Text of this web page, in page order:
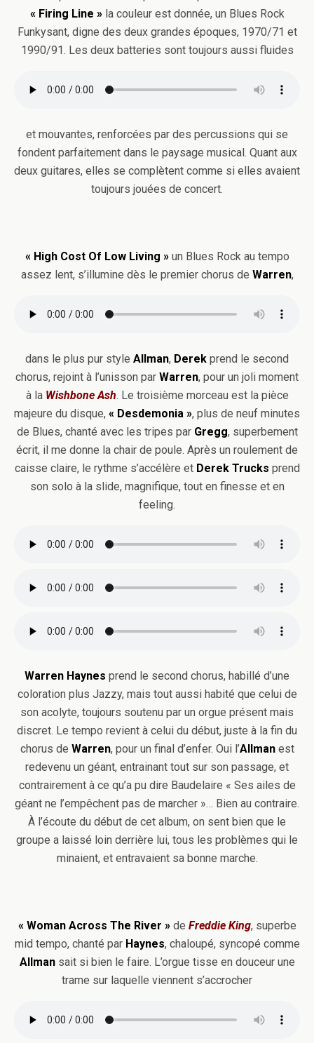
« Firing Line »la couleur est donnée, un Blues Rock
Funkysant, digne des deux grandes époques, 1970/71 et
1990/91. Les deux batteries sont toujours aussi fluides
et mouvantes, renforcées par des percussions qui se
fondent parfaitement dans le paysage musical. Quant aux
deux guitares, elles se complètent comme si elles avaient
toujours jouées de concert.
« High Cost Of Low Living »un Blues Rock au tempo
assez lent, s’illumine dès le premier chorus de Warren,
dans le plus pur style Allman, Derek prend le second
chorus, rejoint à l’unisson par Warren, pour un joli moment
à la Wishbone Ash. Le troisième morceau est la pièce
majeure du disque, « Desdemonia », plus de neuf minutes
de Blues, chanté avec les tripes par Gregg, superbement
écrit, il me donne la chair de poule. Après un roulement de
caisse claire, le rythme s’accélère et Derek Trucks prend
son solo à la slide, magnifique, tout en finesse et en
feeling.
Warren Haynes prend le second chorus, habillé d’une
coloration plus Jazzy, mais tout aussi habité que celui de
son acolyte, toujours soutenu par un orgue présent mais
discret. Le tempo revient à celui du début, juste à la fin du
chorus de Warren, pour un final d’enfer. Oui l’Allmanest
redevenu un géant, entrainant tout sur son passage, et
contrairement à ce qu’a pu dire Baudelaire « Ses ailes de
géant ne l’empêchent pas de marcher »… Bien au contraire.
À l’écoute du début de cet album, on sent bien que le
groupe a laissé loin derrière lui, tous les problèmes qui le
minaient, et entravaient sa bonne marche.
« Woman Across The River »de Freddie King, superbe
mid tempo, chanté par Haynes, chaloupé, syncopé comme
Allmansait si bien le faire. L’orgue tisse en douceur une
trame sur laquelle viennent s’accrocher